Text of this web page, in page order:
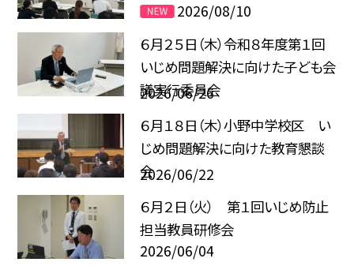
2026/08/10
６月２５日（木）令和８年度第１回
いじめ問題解決に向けた子ども会
議実行委員会
2026/06/26
６月１８日（木）小野中学校区 い
じめ問題解決に向けた教育懇談
会
2026/06/22
６月２日（火） 第１回いじめ防止
担当教員研修会
2026/06/04